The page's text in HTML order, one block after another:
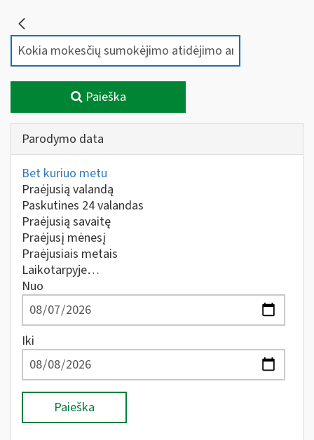
Paieška
Parodymo data
Bet kuriuo metu
Praėjusią valandą
Paskutines 24 valandas
Praėjusią savaitę
Praėjusį mėnesį
Praėjusiais metais
Laikotarpyje…
Nuo
Iki
Paieška